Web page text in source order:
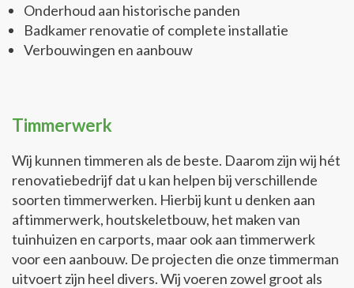
Onderhoud aan historische panden
Badkamer renovatie of complete installatie
Verbouwingen en aanbouw
Timmerwerk
Wij kunnen timmeren als de beste. Daarom zijn wij hét
renovatiebedrijf dat u kan helpen bij verschillende
soorten timmerwerken. Hierbij kunt u denken aan
aftimmerwerk, houtskeletbouw, het maken van
tuinhuizen en carports, maar ook aan timmerwerk
voor een aanbouw. De projecten die onze timmerman
uitvoert zijn heel divers. Wij voeren zowel groot als